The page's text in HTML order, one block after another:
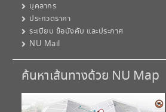
บุคลากร
ประกวดราคา
ระเบียบ ข้อบังคับ และประกาศ
NU Mail
ค้นหาเส้นทางด้วย NU Map